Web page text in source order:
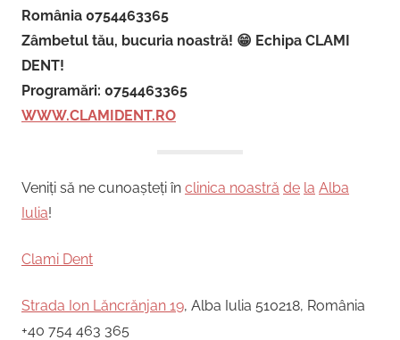
România 0754463365
Zâmbetul tău, bucuria noastră! 😁 Echipa CLAMI
DENT!
Programări: 0754463365
WWW.CLAMIDENT.RO
Veniți să ne cunoașteți în clinica noastră de la Alba
Iulia!
Clami Dent
Strada Ion Lăncrănjan 19, Alba Iulia 510218, România
+40 754 463 365